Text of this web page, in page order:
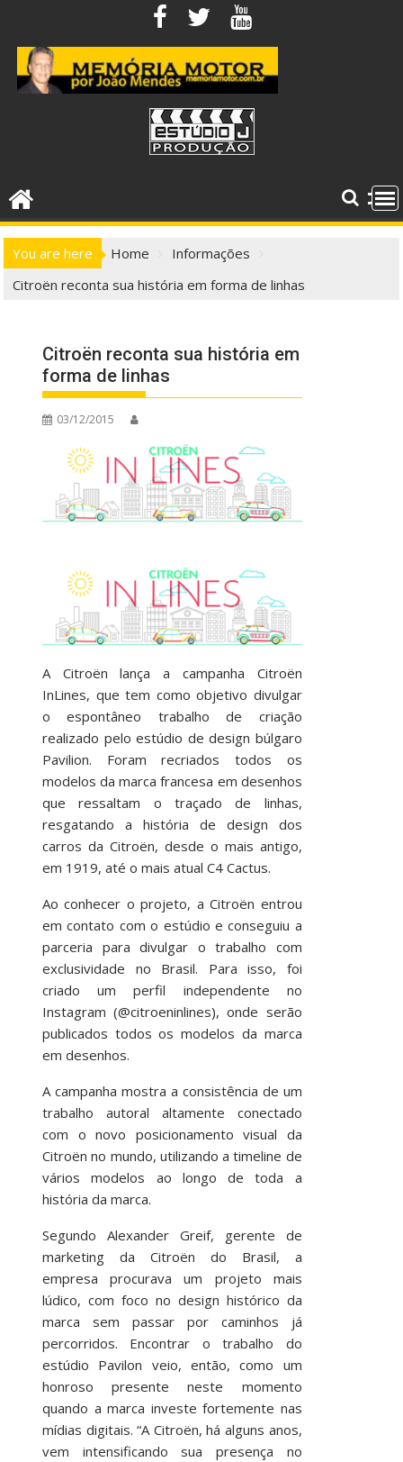
content
You are here Home
Informações
Citroën reconta sua história em forma de linhas
Citroën reconta sua história em
forma de linhas
03/12/2015
A Citroën lança a campanha Citroën
InLines, que tem como objetivo divulgar
o espontâneo trabalho de criação
realizado pelo estúdio de design búlgaro
Pavilion. Foram recriados todos os
modelos da marca francesa em desenhos
que ressaltam o traçado de linhas,
resgatando a história de design dos
carros da Citroën, desde o mais antigo,
em 1919, até o mais atual C4 Cactus.
Ao conhecer o projeto, a Citroën entrou
em contato com o estúdio e conseguiu a
parceria para divulgar o trabalho com
exclusividade no Brasil. Para isso, foi
criado um perfil independente no
Instagram (@citroeninlines), onde serão
publicados todos os modelos da marca
em desenhos.
A campanha mostra a consistência de um
trabalho autoral altamente conectado
com o novo posicionamento visual da
Citroën no mundo, utilizando a timeline de
vários modelos ao longo de toda a
história da marca.
Segundo Alexander Greif, gerente de
marketing da Citroën do Brasil, a
empresa procurava um projeto mais
lúdico, com foco no design histórico da
marca sem passar por caminhos já
percorridos. Encontrar o trabalho do
estúdio Pavilon veio, então, como um
honroso presente neste momento
quando a marca investe fortemente nas
mídias digitais. “A Citroën, há alguns anos,
vem intensificando sua presença no